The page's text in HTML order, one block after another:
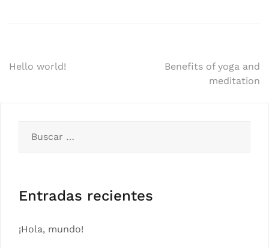
Navegación
Hello world!
Benefits of yoga and
meditation
Entradas recientes
¡Hola, mundo!